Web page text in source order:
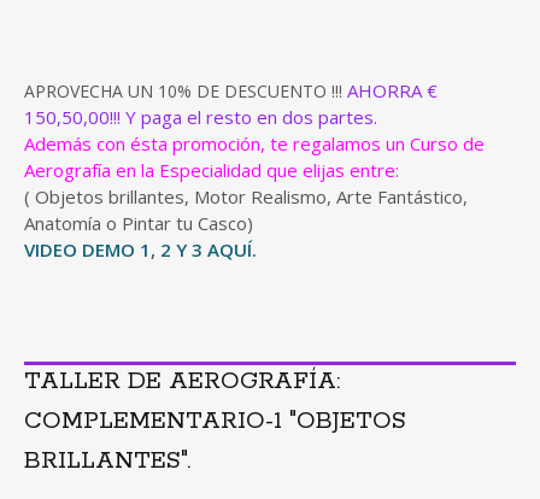
APROVECHA UN 10% DE DESCUENTO !!! AHORRA €
150,50,00!!! Y paga el resto en dos partes.
Además con ésta promoción, te regalamos un Curso de
Aerografía en la Especialidad que elijas entre:
( Objetos brillantes, Motor Realismo, Arte Fantástico,
Anatomía o Pintar tu Casco)
VIDEO DEMO 1 , 2 Y 3 AQUÍ.
TALLER DE AEROGRAFÍA:
COMPLEMENTARIO-1 "OBJETOS
BRILLANTES".